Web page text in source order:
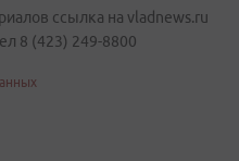
ссылка на vladnews.ru
8 (423) 249-8800